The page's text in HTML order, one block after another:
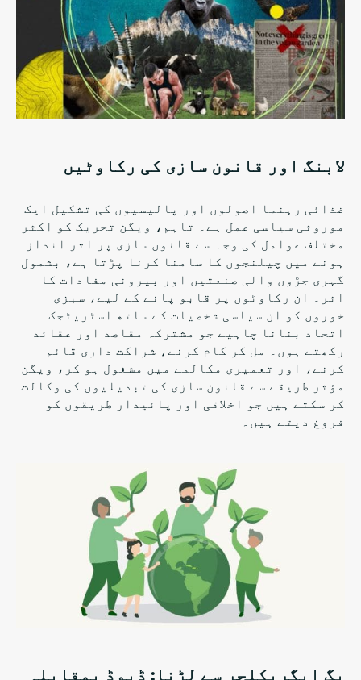
لابنگ اور قانون سازی کی رکاوٹیں
غذائی رہنما اصولوں اور پالیسیوں کی تشکیل ایک
موروثی سیاسی عمل ہے۔ تاہم، ویگن تحریک کو اکثر
مختلف عوامل کی وجہ سے قانون سازی پر اثر انداز
ہونے میں چیلنجوں کا سامنا کرنا پڑتا ہے، بشمول
گہری جڑوں والی صنعتیں اور بیرونی مفادات کا
اثر۔ ان رکاوٹوں پر قابو پانے کے لیے، سبزی
خوروں کو ان سیاسی شخصیات کے ساتھ اسٹریٹجک
اتحاد بنانا چاہیے جو مشترکہ مقاصد اور عقائد
رکھتے ہوں۔ مل کر کام کرنے، شراکت داری قائم
کرنے، اور تعمیری مکالمے میں مشغول ہو کر، ویگن
مؤثر طریقے سے قانون سازی کی تبدیلیوں کی وکالت
کر سکتے ہیں جو اخلاقی اور پائیدار طریقوں کو
فروغ دیتے ہیں۔
بگ ایگریکلچر سے لڑنا: ڈیوڈ بمقابلہ